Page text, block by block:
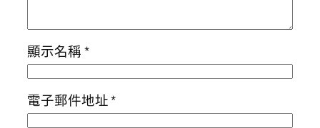
顯示名稱*
電子郵件地址*